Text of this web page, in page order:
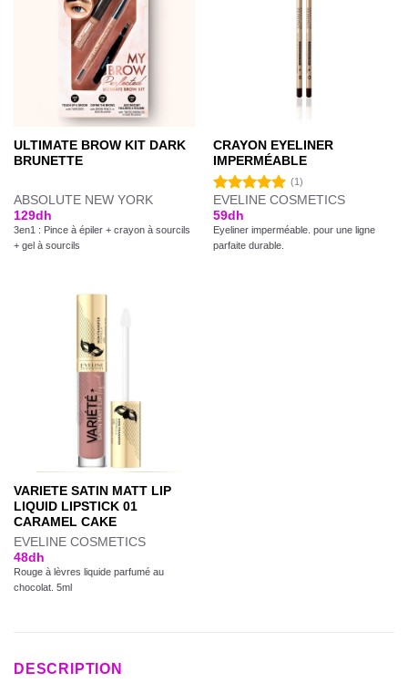
ULTIMATE BROW KIT DARK
BRUNETTE
ABSOLUTE NEW YORK
129dh
3en1 : Pince à épiler + crayon à sourcils
+ gel à sourcils
CRAYON EYELINER
IMPERMÉABLE
Note5.00
sur 5
(1)
EVELINE COSMETICS
59dh
Eyeliner imperméable. pour une ligne
parfaite durable.
VARIETE SATIN MATT LIP
LIQUID LIPSTICK 01
CARAMEL CAKE
EVELINE COSMETICS
48dh
Rouge à lèvres liquide parfumé au
chocolat. 5ml
DESCRIPTION